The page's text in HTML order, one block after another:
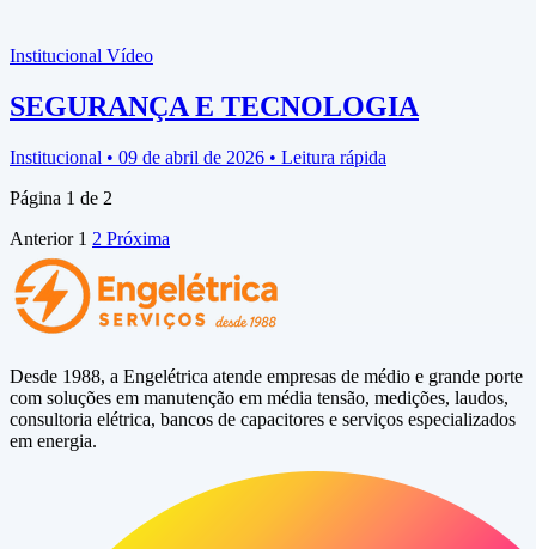
Institucional Vídeo
SEGURANÇA E TECNOLOGIA
Institucional • 09 de abril de 2026 • Leitura rápida
Página 1 de 2
Anterior 1 2 Próxima
Desde 1988, a Engelétrica atende empresas de médio e grande porte
com soluções em manutenção em média tensão, medições, laudos,
consultoria elétrica, bancos de capacitores e serviços especializados
em energia.